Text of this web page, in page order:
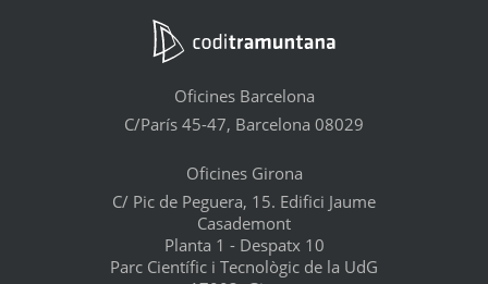
Oficines Barcelona
C/París 45-47, Barcelona 08029
Oficines Girona
C/ Pic de Peguera, 15. Edifici Jaume
Casademont
Planta 1 - Despatx 10
Parc Científic i Tecnològic de la UdG